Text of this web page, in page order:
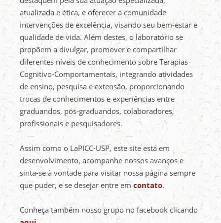
atualizada e ética, e oferecer a comunidade
intervenções de excelência, visando seu bem-estar e
qualidade de vida. Além destes, o laboratório se
propõem a divulgar, promover e compartilhar
diferentes níveis de conhecimento sobre Terapias
Cognitivo-Comportamentais, integrando atividades
de ensino, pesquisa e extensão, proporcionando
trocas de conhecimentos e experiências entre
graduandos, pós-graduandos, colaboradores,
profissionais e pesquisadores.
Assim como o LaPICC-USP, este site está em
desenvolvimento, acompanhe nossos avanços e
sinta-se à vontade para visitar nossa página sempre
que puder, e se desejar entre emcontato.
Conheça também nosso grupo no facebook clicando